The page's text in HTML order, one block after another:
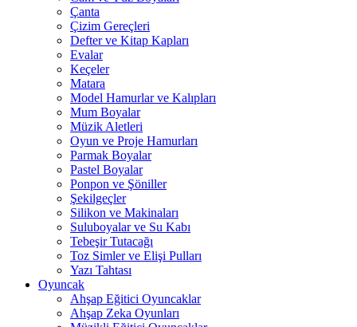
Çanta
Çizim Gereçleri
Defter ve Kitap Kapları
Evalar
Keçeler
Matara
Model Hamurlar ve Kalıpları
Mum Boyalar
Müzik Aletleri
Oyun ve Proje Hamurları
Parmak Boyalar
Pastel Boyalar
Ponpon ve Şöniller
Şekilgeçler
Silikon ve Makinaları
Suluboyalar ve Su Kabı
Tebeşir Tutacağı
Toz Simler ve Elişi Pulları
Yazı Tahtası
Oyuncak
Ahşap Eğitici Oyuncaklar
Ahşap Zeka Oyunları